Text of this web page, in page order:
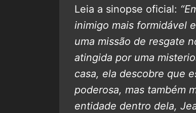
Leia a sinopse oficial:
inimigo mais formidável
uma missão de resgate
atingida por uma
casa, ela descobre que
poderosa, mas também
entidade dentro dela,